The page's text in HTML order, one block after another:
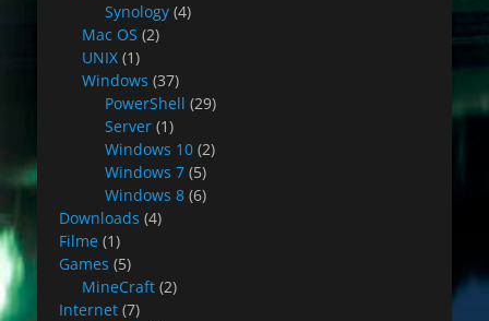
Synology (4)
Mac OS (2)
UNIX (1)
Windows (37)
PowerShell (29)
Server (1)
Windows 10 (2)
Windows 7 (5)
Windows 8 (6)
Downloads (4)
Filme (1)
Games (5)
MineCraft (2)
Internet (7)